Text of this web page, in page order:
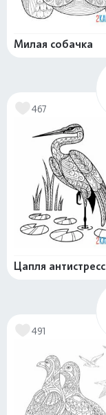
Милая собачка
467
Цапля антистресс
491